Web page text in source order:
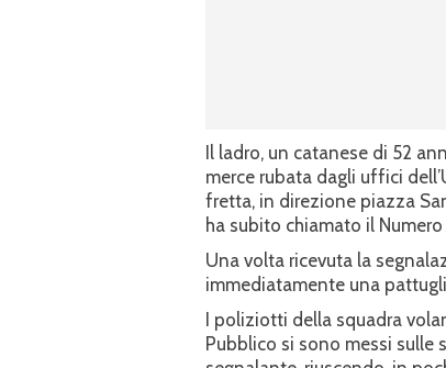
Il ladro, un catanese di 52
merce rubata dagli uffici
fretta, in direzione piazza
ha subito chiamato il
Una volta ricevuta la
immediatamente una
I poliziotti della squadra
Pubblico si sono messi sulle